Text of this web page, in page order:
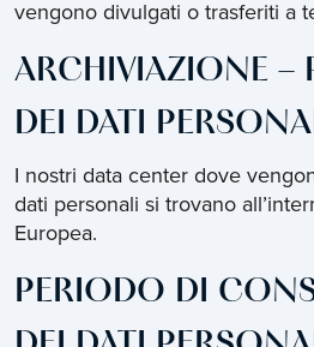
vengono divulgati o trasferiti a
ARCHIVIAZIONE –
DEI DATI
I nostri data center dove
dati personali si trovano
Europea.
PERIODO DI